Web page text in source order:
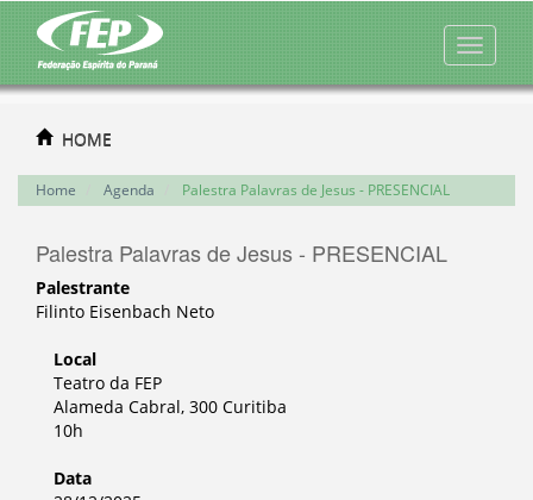
HOME
Home Agenda Palestra Palavras de Jesus - PRESENCIAL
Palestra Palavras de Jesus - PRESENCIAL
Palestrante
Filinto Eisenbach Neto
Local
Teatro da FEP
Alameda Cabral, 300 Curitiba
10h
Data